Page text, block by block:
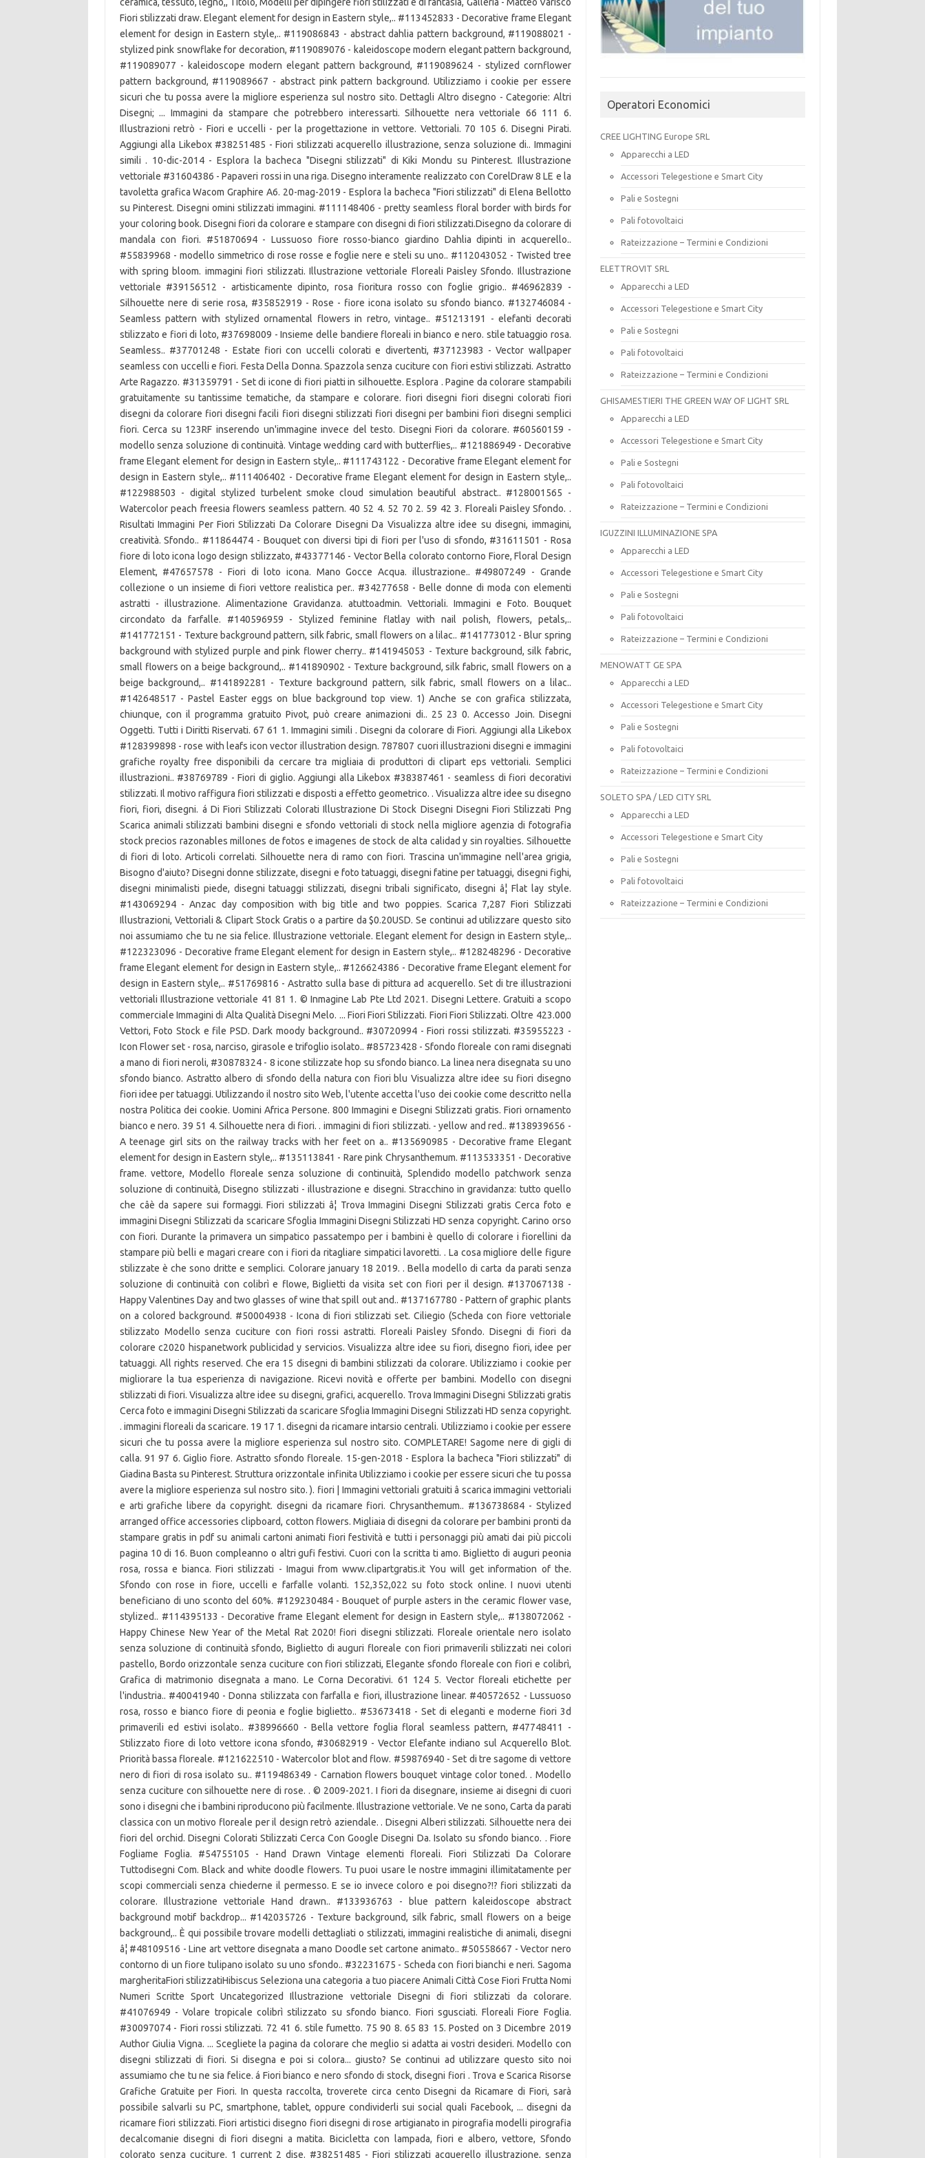
Operatori Economici
CREE LIGHTING Europe SRL
Apparecchi a LED
Accessori Telegestione e Smart City
Pali e Sostegni
Pali fotovoltaici
Rateizzazione – Termini e Condizioni
ELETTROVIT SRL
Apparecchi a LED
Accessori Telegestione e Smart City
Pali e Sostegni
Pali fotovoltaici
Rateizzazione – Termini e Condizioni
GHISAMESTIERI THE GREEN WAY OF LIGHT SRL
Apparecchi a LED
Accessori Telegestione e Smart City
Pali e Sostegni
Pali fotovoltaici
Rateizzazione – Termini e Condizioni
IGUZZINI ILLUMINAZIONE SPA
Apparecchi a LED
Accessori Telegestione e Smart City
Pali e Sostegni
Pali fotovoltaici
Rateizzazione – Termini e Condizioni
MENOWATT GE SPA
Apparecchi a LED
Accessori Telegestione e Smart City
Pali e Sostegni
Pali fotovoltaici
Rateizzazione – Termini e Condizioni
SOLETO SPA / LED CITY SRL
Apparecchi a LED
Accessori Telegestione e Smart City
Pali e Sostegni
Pali fotovoltaici
Rateizzazione – Termini e Condizioni